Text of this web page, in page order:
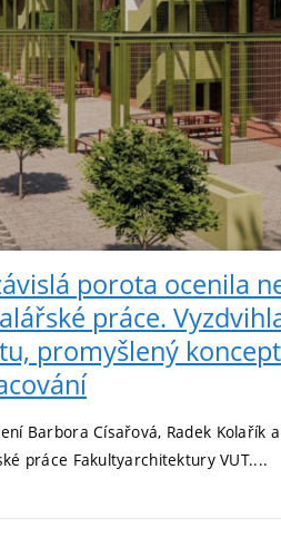
porota ocenila
práce.
promyšlený
Barbora Císařová, Radek Kolařík
práce Fakultyarchitektury VUT....